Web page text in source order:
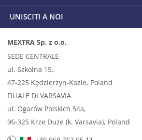
UNISCITI A NOI
MEXTRA Sp. z o.o.
SEDE CENTRALE
ul. Szkolna 15,
47-225 Kędzierzyn-Koźle, Poland
FILIALE DI VARSAVIA
ul. Ogarów Polskich 54a,
96-325 Krze Duże (k. Varsavia), Poland